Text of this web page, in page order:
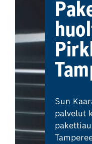
Sun
palvelut